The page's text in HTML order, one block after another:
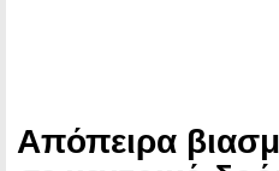
Απόπειρα